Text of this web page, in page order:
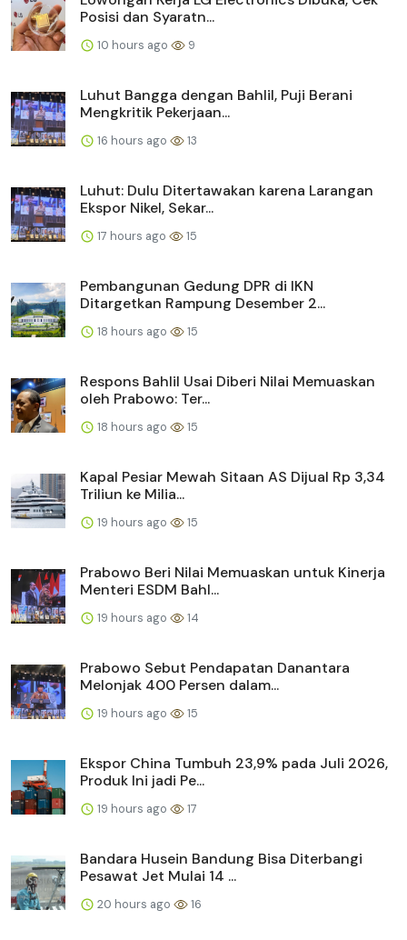
Posisi dan Syaratn...
10 hours ago 9
Luhut Bangga dengan Bahlil, Puji Berani
Mengkritik Pekerjaan...
16 hours ago 13
Luhut: Dulu Ditertawakan karena Larangan
Ekspor Nikel, Sekar...
17 hours ago 15
Pembangunan Gedung DPR di IKN
Ditargetkan Rampung Desember 2...
18 hours ago 15
Respons Bahlil Usai Diberi Nilai Memuaskan
oleh Prabowo: Ter...
18 hours ago 15
Kapal Pesiar Mewah Sitaan AS Dijual Rp 3,34
Triliun ke Milia...
19 hours ago 15
Prabowo Beri Nilai Memuaskan untuk Kinerja
Menteri ESDM Bahl...
19 hours ago 14
Prabowo Sebut Pendapatan Danantara
Melonjak 400 Persen dalam...
19 hours ago 15
Ekspor China Tumbuh 23,9% pada Juli 2026,
Produk Ini jadi Pe...
19 hours ago 17
Bandara Husein Bandung Bisa Diterbangi
Pesawat Jet Mulai 14 ...
20 hours ago 16